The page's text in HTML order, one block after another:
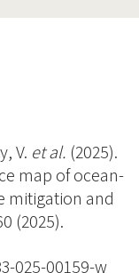
V. et al. (2025).
map of ocean-
mitigation and
(2025).
025-00159-w